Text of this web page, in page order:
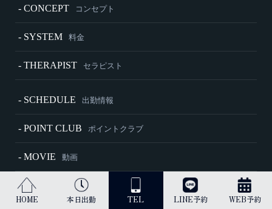
HOME 本日出勤 TEL LINE予約 WEB予約
- CONCEPT コンセプト
- SYSTEM 料金
- THERAPIST セラピスト
- SCHEDULE 出勤情報
- POINT CLUB ポイントクラブ
- MOVIE 動画
- HOW TO 施術内容・ご利用方法